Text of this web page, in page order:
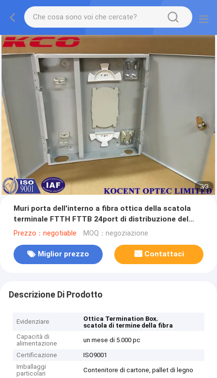
1/3
Muri porta dell'interno a fibra ottica della scatola
terminale FTTH FTTB 24port di distribuzione del
supporto la doppia
Prezzo：negotiable MOQ：negoziazione
Miglior prezzo Contattaci
Descrizione Di Prodotto
Evidenziare Ottica Termination Box,
scatola di termine della fibra
Capacità di
alimentazione
un mese di 5.000 pc
Certificazione
ISO9001
Imballaggi
particolari
Contenitore di cartone, pallet di legno